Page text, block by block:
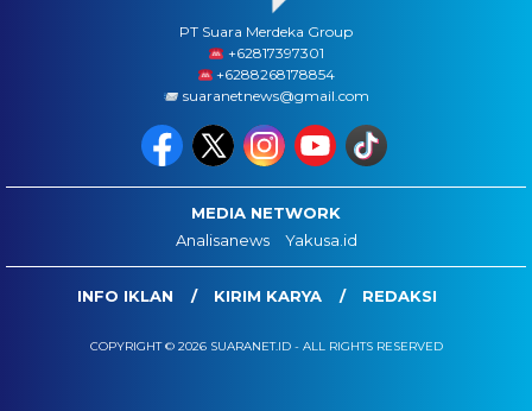
PT Suara Merdeka Group
‪+62817397301
+6288268178854
suaranetnews@gmail.com
MEDIA NETWORK
Analisanews
Yakusa.id
INFO IKLAN KIRIM KARYA REDAKSI
COPYRIGHT © 2026 SUARANET.ID - ALL RIGHTS RESERVED